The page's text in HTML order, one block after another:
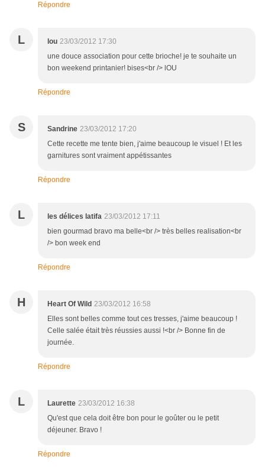
Répondre
L lou 23/03/2012 17:30
une douce association pour cette brioche! je te souhaite un
bon weekend printanier! bises<br /> lOU
Répondre
S Sandrine 23/03/2012 17:20
Cette recette me tente bien, j'aime beaucoup le visuel ! Et les
garnitures sont vraiment appétissantes
Répondre
L les délices latifa 23/03/2012 17:11
bien gourmad bravo ma belle<br /> très belles realisation<br
/> bon week end
Répondre
H Heart Of Wild 23/03/2012 16:58
Elles sont belles comme tout ces tresses, j'aime beaucoup !
Celle salée était très réussies aussi !<br /> Bonne fin de
journée.
Répondre
L Laurette 23/03/2012 16:38
Qu'est que cela doit être bon pour le goûter ou le petit
déjeuner. Bravo !
Répondre